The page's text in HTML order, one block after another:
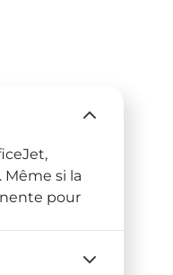
si la
pour